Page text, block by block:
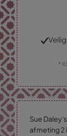
*
Sue
afmeting 2